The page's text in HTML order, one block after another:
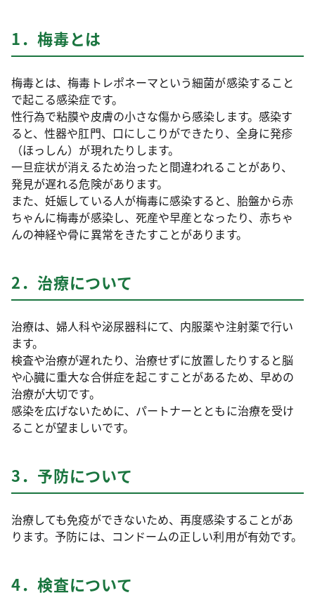
1．梅毒とは
梅毒とは、梅毒トレポネーマという細菌が感染すること
で起こる感染症です。
性行為で粘膜や皮膚の小さな傷から感染します。感染す
ると、性器や肛門、口にしこりができたり、全身に発疹
（ほっしん）が現れたりします。
一旦症状が消えるため治ったと間違われることがあり、
発見が遅れる危険があります。
また、妊娠している人が梅毒に感染すると、胎盤から赤
ちゃんに梅毒が感染し、死産や早産となったり、赤ちゃ
んの神経や骨に異常をきたすことがあります。
2．治療について
治療は、婦人科や泌尿器科にて、内服薬や注射薬で行い
ます。
検査や治療が遅れたり、治療せずに放置したりすると脳
や心臓に重大な合併症を起こすことがあるため、早めの
治療が大切です。
感染を広げないために、パートナーとともに治療を受け
ることが望ましいです。
3．予防について
治療しても免疫ができないため、再度感染することがあ
ります。予防には、コンドームの正しい利用が有効です。
4．検査について